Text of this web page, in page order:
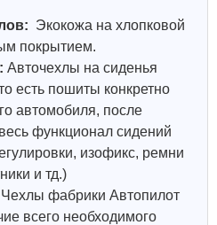
Экокожа на хлопковой
покрытием.
Авточехлы на сиденья
есть пошиты конкретно
автомобиля, после
функционал сидений
изофикс, ремни
и тд.)
Чехлы фабрики Автопилот
всего необходимого